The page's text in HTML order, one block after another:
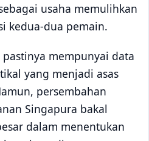
usaha memulihkan
kedua-dua pemain.
mempunyai data
yang menjadi asas
persembahan
Singapura bakal
dalam menentukan